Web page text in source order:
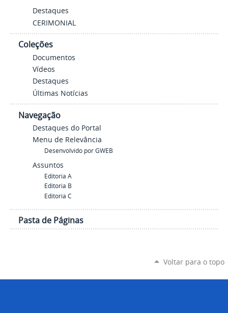
Destaques
CERIMONIAL
Coleções
Documentos
Vídeos
Destaques
Últimas Notícias
Navegação
Destaques do Portal
Menu de Relevância
Desenvolvido por GWEB
Assuntos
Editoria A
Editoria B
Editoria C
Pasta de Páginas
Voltar para o topo